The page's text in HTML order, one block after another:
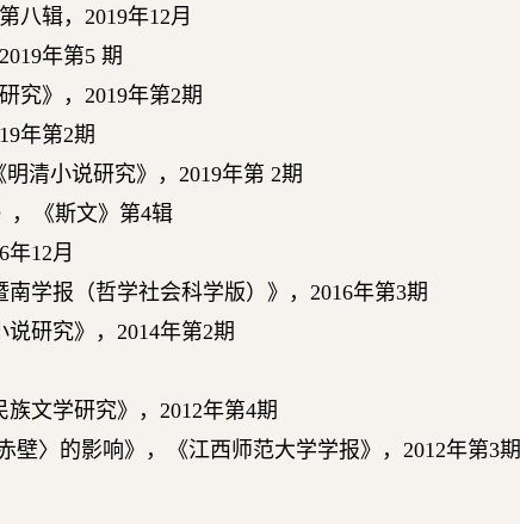
八辑， 2019年12月
2019年第5 期
究》， 2019年第2期
年第2期
清小说研究》， 2019年第 2期
，《斯文》第4辑
年12月
学报（哲学社会科学版）》， 2016年第3期
研究》， 2014年第2期
文学研究》， 2012年第4期
壁〉的影响》，《江西师范大学学报》， 2012年第3期